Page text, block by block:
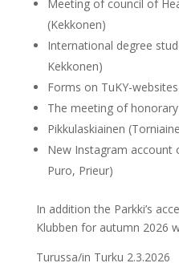
Meeting of council of
(Kekkonen)
International degree
Kekkonen)
Forms on TuKY-
The meeting of
Pikkulaskiainen
New Instagram account
Puro, Prieur)
In addition the Parkki’s
Klubben for autumn 2026
Turussa/in Turku 2.3.2026